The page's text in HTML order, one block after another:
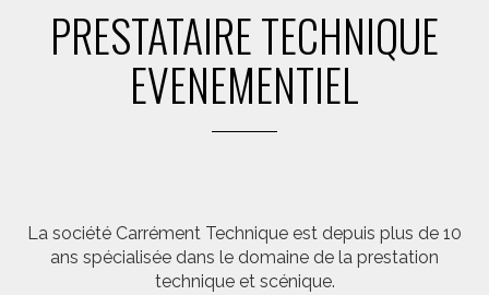
PRESTATAIRE TECHNIQUE
EVENEMENTIEL
La société Carrément Technique est depuis plus de 10
ans spécialisée dans le domaine de la prestation
technique et scénique.